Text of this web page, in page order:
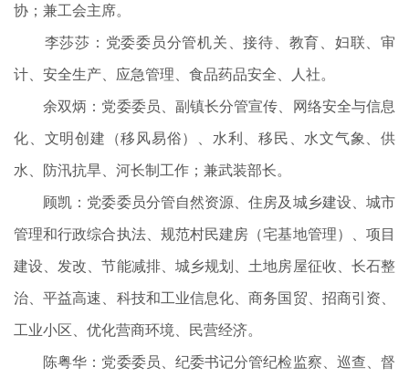
协；兼工会主席。
李莎莎：党委委员分管机关、接待、教育、妇联、审
计、安全生产、应急管理、食品药品安全、人社。
余双炳：党委委员、副镇长分管宣传、网络安全与信息
化、文明创建（移风易俗）、水利、移民、水文气象、供
水、防汛抗旱、河长制工作；兼武装部长。
顾凯：党委委员分管自然资源、住房及城乡建设、城市
管理和行政综合执法、规范村民建房（宅基地管理）、项目
建设、发改、节能减排、城乡规划、土地房屋征收、长石整
治、平益高速、科技和工业信息化、商务国贸、招商引资、
工业小区、优化营商环境、民营经济。
陈粤华：党委委员、纪委书记分管纪检监察、巡查、督